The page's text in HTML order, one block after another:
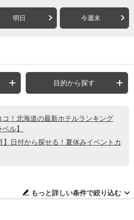
明日 今週末
目的から探す
コ！北海道の最新ホテルランキング
ル】
】日付から探せる！夏休みイベントカ
もっと詳しい条件で絞り込む